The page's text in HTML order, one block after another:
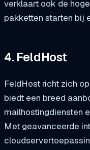
verklaart ook de
pakketten starten bij
4. FeldHost
FeldHost richt zich
biedt een breed
mailhostingdiensten
Met geavanceerde